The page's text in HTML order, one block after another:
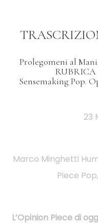
Prolegomeni al
RUBRICA
Sensemaking Pop.
23
Marco Minghetti
Piece
L’Opinion Piece di